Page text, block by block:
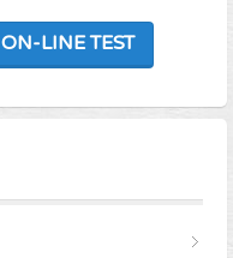
ON-LINE TEST